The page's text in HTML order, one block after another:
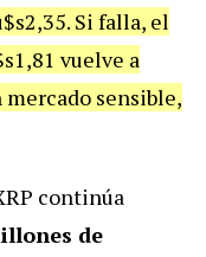
Si falla, el
vuelve a
mercado sensible,
continúa
de